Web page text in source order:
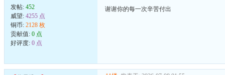
发帖: 452
威望: 4255 点
铜币: 2128 枚
贡献值: 0 点
好评度: 0 点
谢谢你的每一次辛苦付出